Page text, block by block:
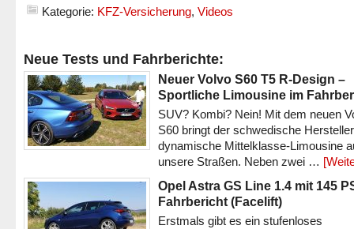
Kategorie: KFZ-Versicherung, Videos
Neue Tests und Fahrberichte:
Neuer Volvo S60 T5 R-Design –
Sportliche Limousine im
SUV? Kombi? Nein! Mit dem neuen
S60 bringt der schwedische
dynamische Mittelklasse-Limousine
unsere Straßen. Neben zwei …
Opel Astra GS Line 1.4 mit 145
Fahrbericht (Facelift)
Erstmals gibt es ein stufenloses